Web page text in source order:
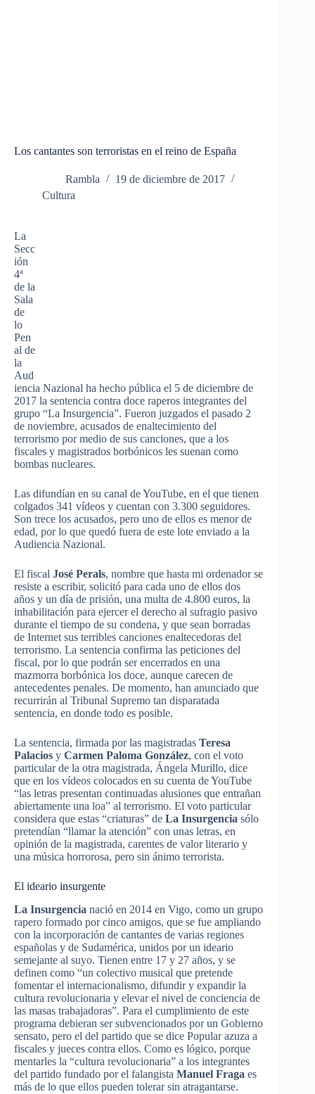
Los cantantes son terroristas en el reino de España
Rambla
19 de diciembre de 2017
Cultura
La
Secc
ión
4ª
de la
Sala
de
lo
Pen
al de
la
Aud
iencia Nazional ha hecho pública el 5 de diciembre de
2017 la sentencia contra doce raperos integrantes del
grupo “La Insurgencia”. Fueron juzgados el pasado 2
de noviembre, acusados de enaltecimiento del
terrorismo por medio de sus canciones, que a los
fiscales y magistrados borbónicos les suenan como
bombas nucleares.
Las difundían en su canal de YouTube, en el que tienen
colgados 341 vídeos y cuentan con 3.300 seguidores.
Son trece los acusados, pero uno de ellos es menor de
edad, por lo que quedó fuera de este lote enviado a la
Audiencia Nazional.
El fiscal José Perals, nombre que hasta mi ordenador se
resiste a escribir, solicitó para cada uno de ellos dos
años y un día de prisión, una multa de 4.800 euros, la
inhabilitación para ejercer el derecho al sufragio pasivo
durante el tiempo de su condena, y que sean borradas
de Internet sus terribles canciones enaltecedoras del
terrorismo. La sentencia confirma las peticiones del
fiscal, por lo que podrán ser encerrados en una
mazmorra borbónica los doce, aunque carecen de
antecedentes penales. De momento, han anunciado que
recurrirán al Tribunal Supremo tan disparatada
sentencia, en donde todo es posible.
La sentencia, firmada por las magistradas Teresa
Palacios y Carmen Paloma González, con el voto
particular de la otra magistrada, Ángela Murillo, dice
que en los vídeos colocados en su cuenta de YouTube
“las letras presentan continuadas alusiones que entrañan
abiertamente una loa” al terrorismo. El voto particular
considera que estas “criaturas” de La Insurgencia sólo
pretendían “llamar la atención” con unas letras, en
opinión de la magistrada, carentes de valor literario y
una música horrorosa, pero sin ánimo terrorista.
El ideario insurgente
La Insurgencia nació en 2014 en Vigo, como un grupo
rapero formado por cinco amigos, que se fue ampliando
con la incorporación de cantantes de varias regiones
españolas y de Sudamérica, unidos por un ideario
semejante al suyo. Tienen entre 17 y 27 años, y se
definen como “un colectivo musical que pretende
fomentar el internacionalismo, difundir y expandir la
cultura revolucionaria y elevar el nivel de conciencia de
las masas trabajadoras”. Para el cumplimiento de este
programa debieran ser subvencionados por un Gobierno
sensato, pero el del partido que se dice Popular azuza a
fiscales y jueces contra ellos. Como es lógico, porque
mentarles la “cultura revolucionaria” a los integrantes
del partido fundado por el falangista Manuel Fraga es
más de lo que ellos pueden tolerar sin atragantarse.